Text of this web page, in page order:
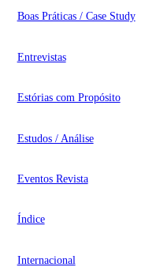
Boas Práticas / Case Study
Entrevistas
Estórias com Propósito
Estudos / Análise
Eventos Revista
Índice
Internacional